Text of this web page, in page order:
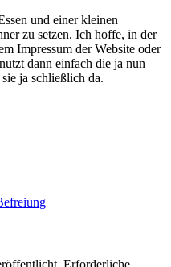
und einer kleinen
zu setzen. Ich hoffe, in der
Impressum der Website oder
dann einfach die ja nun
ja schließlich da.